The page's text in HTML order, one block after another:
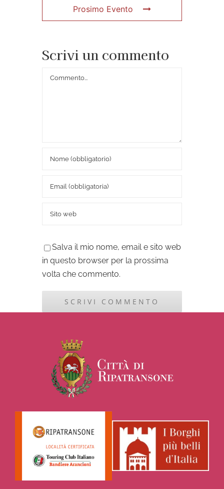
Prosimo Evento
Scrivi un commento
Commento
Salva il mio nome, email e sito web
in questo browser per la prossima
volta che commento.